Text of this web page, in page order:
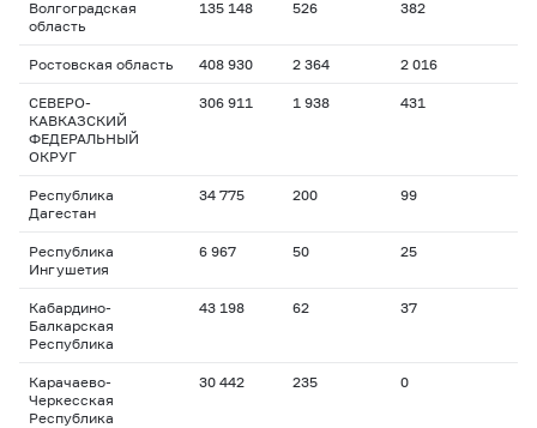
Волгоградская
область
135 148 526 382
Ростовская область 408 930 2 364 2 016
СЕВЕРО-
КАВКАЗСКИЙ
ФЕДЕРАЛЬНЫЙ
ОКРУГ
306 911 1 938 431
Республика
Дагестан
34 775 200 99
Республика
Ингушетия
6 967 50 25
Кабардино-
Балкарская
Республика
43 198 62 37
Карачаево-
Черкесская
Республика
30 442 235 0